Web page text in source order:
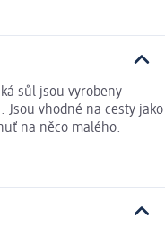
sůl jsou vyrobeny
Jsou vhodné na cesty jako
na něco malého.